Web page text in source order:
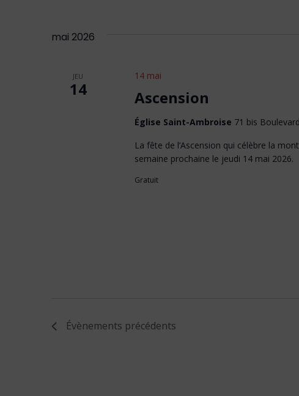
mai 2026
JEU
14 Ascension
14 mai
Église Saint-Ambroise 71 bis
La fête de l’Ascension qui célèbre la
semaine prochaine le jeudi 14 mai 2026.
Gratuit
Évènements précédents